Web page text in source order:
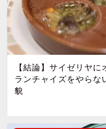
【結論】サイゼリヤ
ランチャイズをやらな
貌